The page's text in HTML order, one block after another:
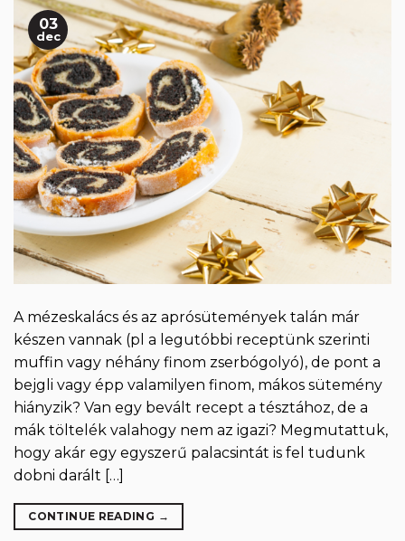
03
dec
A mézeskalács és az aprósütemények talán már
készen vannak (pl a legutóbbi receptünk szerinti
muffin vagy néhány finom zserbógolyó), de pont a
bejgli vagy épp valamilyen finom, mákos sütemény
hiányzik? Van egy bevált recept a tésztához, de a
mák töltelék valahogy nem az igazi? Megmutattuk,
hogy akár egy egyszerű palacsintát is fel tudunk
dobni darált […]
CONTINUE READING →